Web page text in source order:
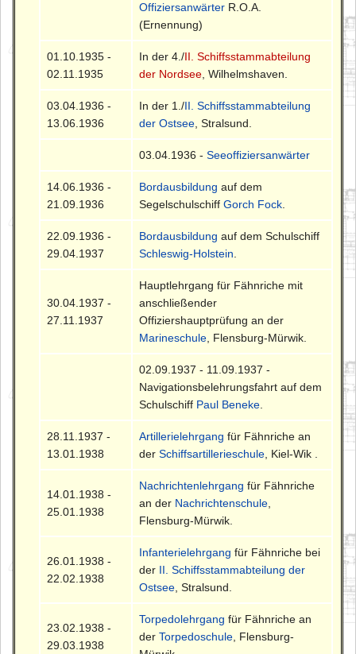
Offiziersanwärter R.O.A.
(Ernennung)
01.10.1935 -
02.11.1935
In der 4./II. Schiffsstammabteilung
der Nordsee , Wilhelmshaven.
03.04.1936 -
13.06.1936
In der 1./II. Schiffsstammabteilung
der Ostsee , Stralsund.
03.04.1936 -Seeoffiziersanwärter
14.06.1936 -
21.09.1936
Bordausbildung auf dem
SegelschulschiffGorch Fock
22.09.1936 -
29.04.1937
Bordausbildung auf dem Schulschiff
Schleswig-Holstein
30.04.1937 -
27.11.1937
Hauptlehrgang für Fähnriche mit
anschließender
Offiziershauptprüfung an der
Marineschule , Flensburg-Mürwik.
02.09.1937 - 11.09.1937 -
Navigationsbelehrungsfahrt auf dem
Schulschiff Paul Beneke
28.11.1937 -
13.01.1938
Artillerielehrgang für Fähnriche an
derSchiffsartillerieschule , Kiel-Wik .
14.01.1938 -
25.01.1938
Nachrichtenlehrgang für Fähnriche
an der Nachrichtenschule
Flensburg-Mürwik.
26.01.1938 -
22.02.1938
Infanterielehrgang für Fähnriche bei
der II. Schiffsstammabteilung der
Ostsee , Stralsund.
23.02.1938 -
29.03.1938
Torpedolehrgang für Fähnriche an
derTorpedoschule , Flensburg-